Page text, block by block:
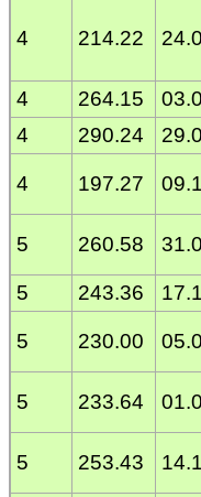
4 214.22
4 264.15
4
290.24
4 197.27
5 260.58
5 243.36
5 230.00
5 233.64
5 253.43